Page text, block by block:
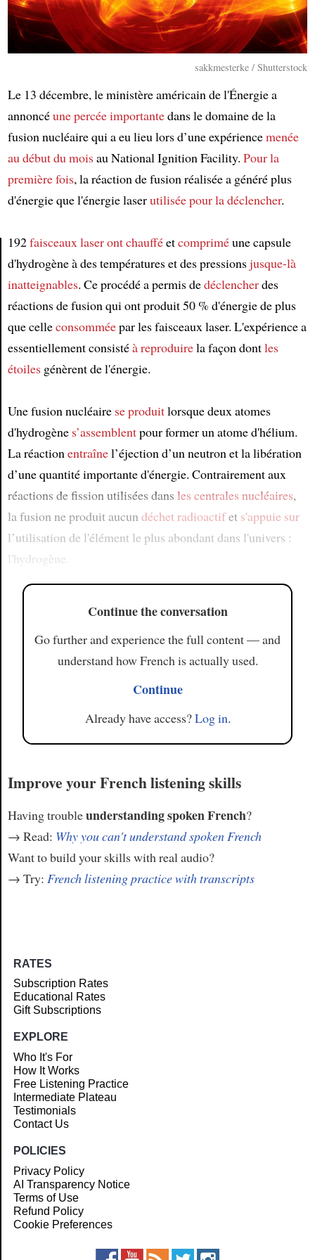
Article
sakkmesterke / Shutterstock
Le 13 décembre, le ministère américain de l'Énergie a
annoncéune percée importantedans le domaine de la
fusion nucléaire qui a eu lieu lors d’une expériencemenée
au début du moisau National Ignition Facility. Pour la
première fois, la réaction de fusion réalisée a généré plus
d'énergie que l'énergie laserutiliséepour la déclencher.
192faisceaux laseront chaufféetcompriméune capsule
d'hydrogène à des températures et des pressionsjusque-là
inatteignables. Ce procédé a permis dedéclencherdes
réactions de fusion qui ont produit 50 % d'énergie de plus
que celleconsomméepar les faisceaux laser. L'expérience a
essentiellement consistéà reproduirela façon dontles
étoilesgénèrent de l'énergie.
Une fusion nucléaire se produitlorsque deux atomes
d'hydrogène s’assemblentpour former un atome d'hélium.
La réaction entraînel’éjection d’un neutron et la libération
d’une quantité importante d'énergie. Contrairement aux
réactions de fission utilisées dans les centrales nucléaires,
la fusion ne produit aucun déchet radioactifet s'appuie sur
l’utilisation de l'élément le plus abondant dans l'univers :
l'hydrogène.
Continue the conversation
Go further and experience the full content — and
understand how French is actually used.
Continue
Already have access?Log in.
Improve your French listening skills
Having troubleunderstanding spoken French?
→ Read: Why you can't understand spoken French
Want to build your skills with real audio?
→ Try: French listening practice with transcripts
RATES
Subscription Rates
Educational Rates
Gift Subscriptions
EXPLORE
Who It's For
How It Works
Free Listening Practice
Intermediate Plateau
Testimonials
Contact Us
POLICIES
Privacy Policy
AI Transparency Notice
Terms of Use
Refund Policy
Cookie Preferences